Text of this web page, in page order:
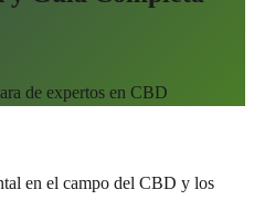
de expertos en CBD
en el campo del CBD y los